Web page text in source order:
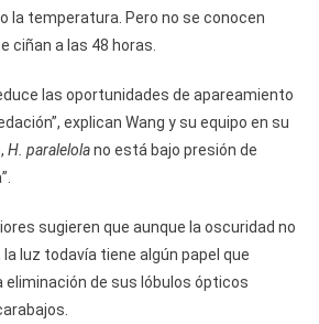
la temperatura. Pero no se conocen
ciñan a las 48 horas.
las oportunidades de apareamiento
explican Wang y su equipo en su
H. paralelolano está bajo presión de
sugieren que aunque la oscuridad no
luz todavía tiene algún papel que
eliminación de sus lóbulos ópticos